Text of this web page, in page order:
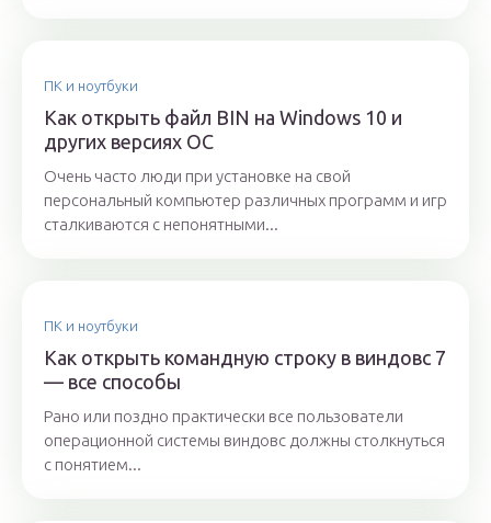
ПК и ноутбуки
Как открыть файл BIN на Windows 10 и
других версиях ОС
Очень часто люди при установке на свой
персональный компьютер различных программ и игр
сталкиваются с непонятными...
ПК и ноутбуки
Как открыть командную строку в виндовс 7
— все способы
Рано или поздно практически все пользователи
операционной системы виндовс должны столкнуться
с понятием...